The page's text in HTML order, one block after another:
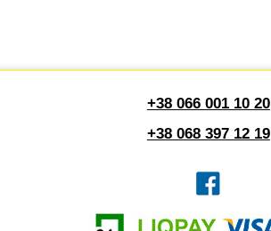
+38 066 001 10 20
+38 068 397 12 19